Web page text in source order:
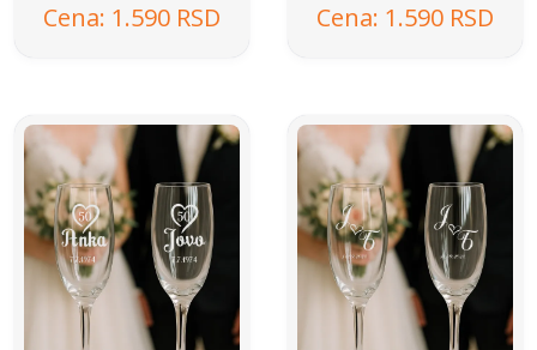
1.590 RSD 1.590 RSD